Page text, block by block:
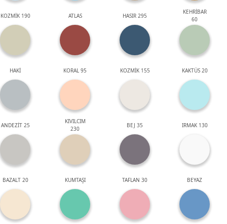
KOZMİK 190 ATLAS HASIR 295
KEHRİBAR
60
HAKİ KORAL 95 KOZMİK 155 KAKTÜS 20
ANDEZİT 25
KIVILCIM
230
BEJ 35 IRMAK 130
BAZALT 20 KUMTAŞI TAFLAN 30 BEYAZ